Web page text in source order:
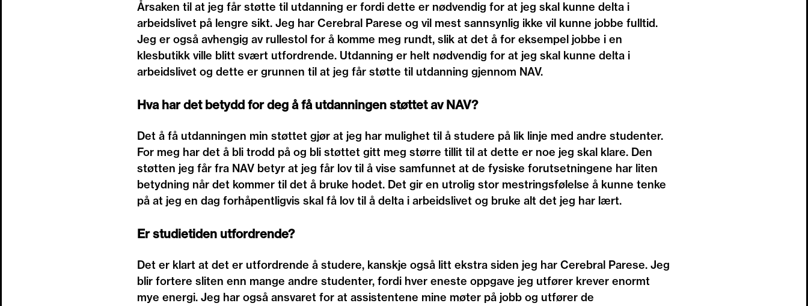
Årsaken til at jeg får støtte til utdanning er fordi dette er nødvendig for at jeg skal kunne delta i
arbeidslivet på lengre sikt. Jeg har Cerebral Parese og vil mest sannsynlig ikke vil kunne jobbe fulltid.
Jeg er også avhengig av rullestol for å komme meg rundt, slik at det å for eksempel jobbe i en
klesbutikk ville blitt svært utfordrende. Utdanning er helt nødvendig for at jeg skal kunne delta i
arbeidslivet og dette er grunnen til at jeg får støtte til utdanning gjennom NAV.
Hva har det betydd for deg å få utdanningen støttet av NAV?
Det å få utdanningen min støttet gjør at jeg har mulighet til å studere på lik linje med andre studenter.
For meg har det å bli trodd på og bli støttet gitt meg større tillit til at dette er noe jeg skal klare. Den
støtten jeg får fra NAV betyr at jeg får lov til å vise samfunnet at de fysiske forutsetningene har liten
betydning når det kommer til det å bruke hodet. Det gir en utrolig stor mestringsfølelse å kunne tenke
på at jeg en dag forhåpentligvis skal få lov til å delta i arbeidslivet og bruke alt det jeg har lært.
Er studietiden utfordrende?
Det er klart at det er utfordrende å studere, kanskje også litt ekstra siden jeg har Cerebral Parese. Jeg
blir fortere sliten enn mange andre studenter, fordi hver eneste oppgave jeg utfører krever enormt
mye energi. Jeg har også ansvaret for at assistentene mine møter på jobb og utfører de